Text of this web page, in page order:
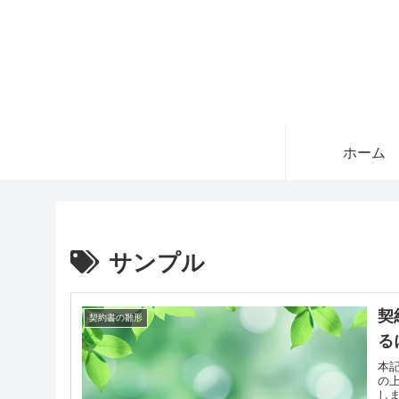
ホーム
サンプル
契約書の雛形
契
る
本
の
し